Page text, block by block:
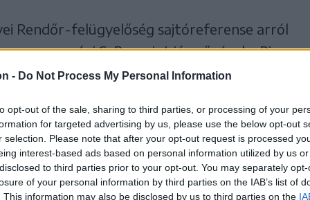
- Do Not Process My Personal Information
opt-out of the sale, sharing to third parties, or processing of your
for targeted advertising by us, please use the below opt-out
selection. Please note that after your opt-out request is processed
interest-based ads based on personal information utilized by us
to third parties prior to your opt-out. You may separately
of your personal information by third parties on the IAB’s list of
This information may also be disclosed by us to third parties on the
Rendőr-felügyelőség sajtóreferense arról
S. R., amint járművével a Piac
utca irányába haladt, elgázolta a Posta
M.-et. A 78 éves asszony röviddel
elszenvedett sérüléseibe.
nem szándékos emberölés alapos
A hatóságok azt próbálják